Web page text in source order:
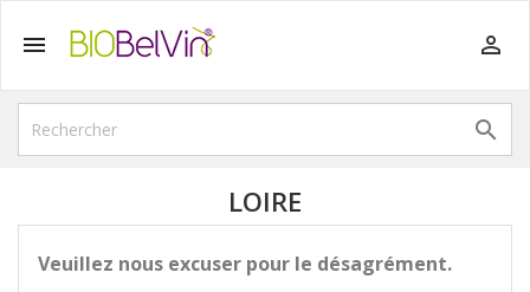
 

LOIRE
Veuillez nous excuser pour le désagrément.